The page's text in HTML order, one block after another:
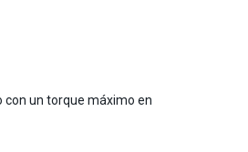
con un torque máximo en